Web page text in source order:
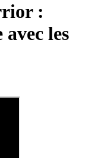
:
avec les